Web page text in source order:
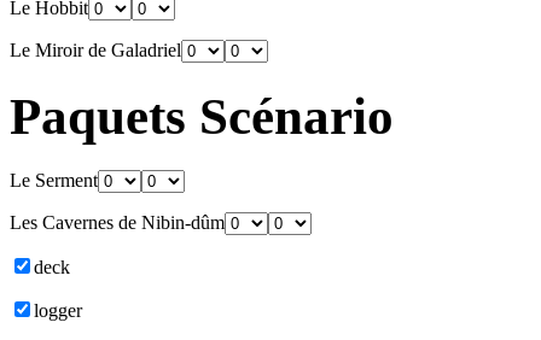
Le Hobbit
Le Miroir de Galadriel
Paquets Scénario
Le Serment
Les Cavernes de Nibin-dûm
deck
logger